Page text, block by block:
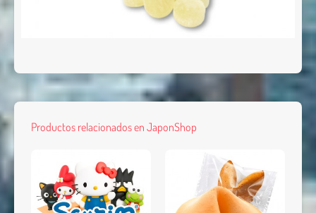
Productos relacionados en JaponShop